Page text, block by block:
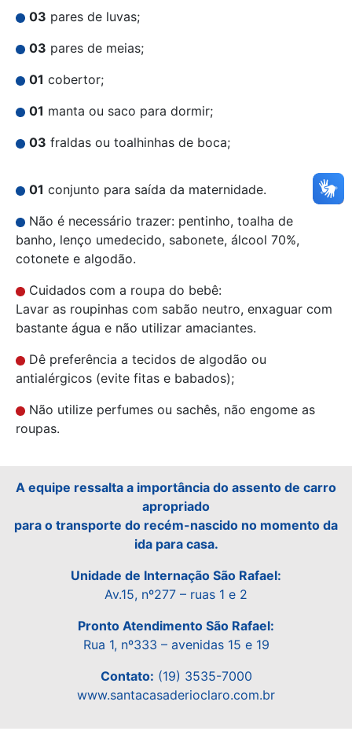
03 pares de luvas;
03 pares de meias;
01 cobertor;
01 manta ou saco para dormir;
03 fraldas ou toalhinhas de boca;
01 conjunto para saída da maternidade.
Não é necessário trazer: pentinho, toalha de
banho, lenço umedecido, sabonete, álcool 70%,
cotonete e algodão.
Cuidados com a roupa do bebê:
Lavar as roupinhas com sabão neutro, enxaguar com
bastante água e não utilizar amaciantes.
Dê preferência a tecidos de algodão ou
antialérgicos (evite fitas e babados);
Não utilize perfumes ou sachês, não engome as
roupas.
A equipe ressalta a importância do assento de carro
apropriado
para o transporte do recém-nascido no momento da
ida para casa.
Unidade de Internação São Rafael:
Av.15, nº277 – ruas 1 e 2
Pronto Atendimento São Rafael:
Rua 1, nº333 – avenidas 15 e 19
Contato: (19) 3535-7000
www.santacasaderioclaro.com.br